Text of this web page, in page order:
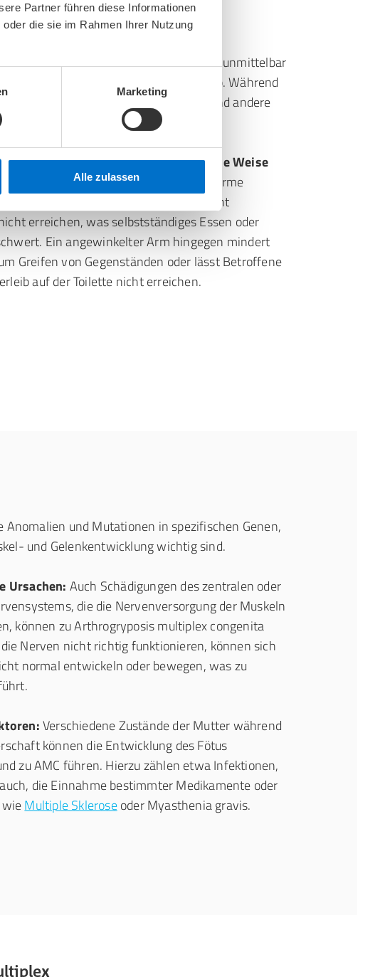
Partner führen diese Informationen
die sie im Rahmen Ihrer Nutzung
Marketing
Alle zulassen
von AMC im späteren Leben hängenunmittelbar
der Fehlstellungen und Verformungen ab. Während
geringe Mobilitätsprobleme haben, sind andere
Pflege und Therapie relevant,auf welche Weise
sind:Sind beispielsweise die Arme
können Betroffene das eigene Gesicht
erreichen, was selbstständiges Essen oder
Ein angewinkelter Arm hingegen mindert
Greifen von Gegenständen oder lässt Betroffene
auf der Toilette nicht erreichen.
Anomalien und Mutationen in spezifischen Genen,
und Gelenkentwicklung wichtig sind.
Ursachen: Auch Schädigungen des zentralen oder
die die Nervenversorgung der Muskeln
können zu Arthrogryposis multiplex congenita
Nerven nicht richtig funktionieren, können sich
normal entwickeln oder bewegen, was zu
Verschiedene Zustände der Mutter während
können die Entwicklung des Fötus
zu AMC führen. Hierzu zählen etwa Infektionen,
die Einnahme bestimmter Medikamente oder
Multiple Skleroseoder Myasthenia gravis.